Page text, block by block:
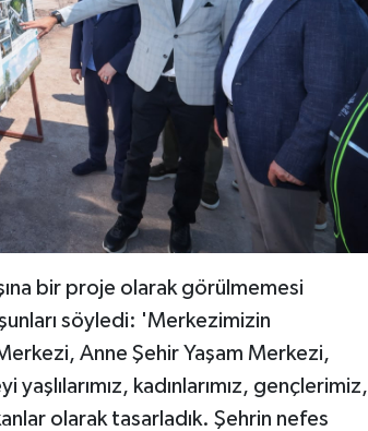
bir proje olarak görülmemesi
söyledi: 'Merkezimizin
Anne Şehir Yaşam Merkezi,
kadınlarımız, gençlerimiz,
olarak tasarladık. Şehrin nefes